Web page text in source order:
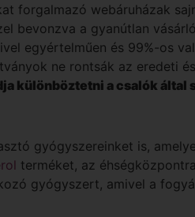
forgalmazó webáruházak
bevonzva a gyanútlan
egyértelműen és 99%-os
ne rontsák az eredeti
különböztetni a csalók
gyógyszereinket is,
terméket, az
gyógyszert, amivel a